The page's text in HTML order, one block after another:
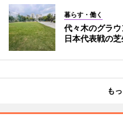
暮らす・働く
代々木のグラ
日本代表戦の
も